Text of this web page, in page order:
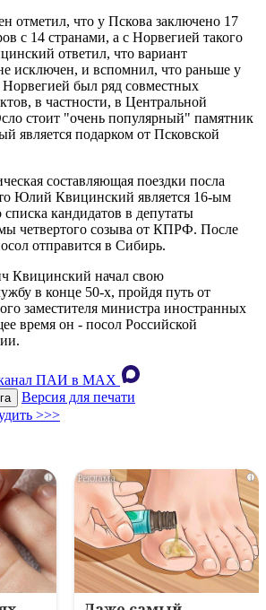
отметил, что у Пскова заключено 17
с 14 странами, а с Норвегией такого
ответил, что вариант
исключен, и вспомнил, что раньше у
Норвегией был ряд совместных
в частности, в Центральной
стоит "очень популярный" памятник
является подарком от Псковской
составляющая поездки посла
Юлий Квицинский является 16-ым
кандидатов в депутаты
четвертого созыва от КПРФ. После
отправится в Сибирь.
Квицинский начал свою
в конце 50-х, пройдя путь от
заместителя министра иностранных
время он - посол Российской
канал ПАИ в MAХ
Версия для печати
>>>
i i